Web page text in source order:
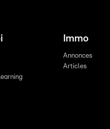
Immo
Annonces
Articles